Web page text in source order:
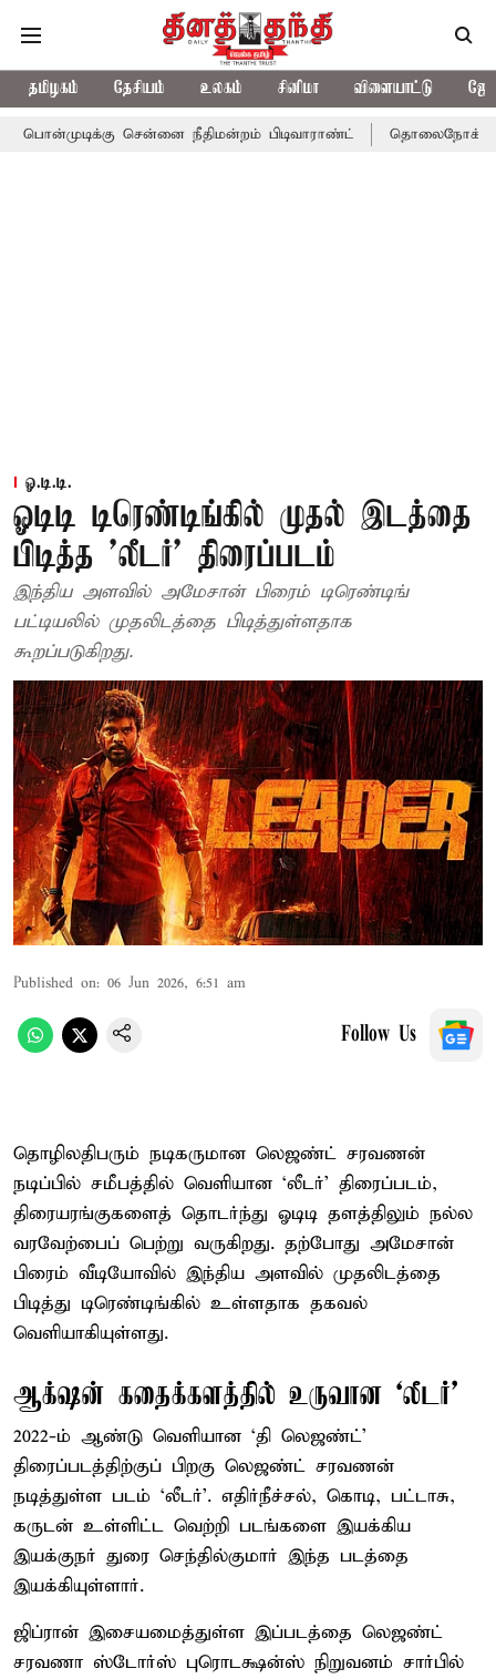
தமிழகம் தேசியம் உலகம் சினிமா விளையாட்டு
சென்னை நீதிமன்றம் பிடிவாராண்ட் தொலைநோக்கு
ஓ.டி.டி.
ஓடிடி டிரெண்டிங்கில் முதல் இடத்தை
பிடித்த 'லீடர்' திரைப்படம்
இந்திய அளவில் அமேசான் பிரைம் டிரெண்டிங்
பட்டியலில் முதலிடத்தை பிடித்துள்ளதாக
கூறப்படுகிறது.
Published on: 06 Jun 2026, 6:51 am
Follow Us
தொழிலதிபரும் நடிகருமான லெஜண்ட் சரவணன்
நடிப்பில் சமீபத்தில் வெளியான ‘லீடர்’ திரைப்படம்,
திரையரங்குகளைத் தொடர்ந்து ஓடிடி தளத்திலும் நல்ல
வரவேற்பைப் பெற்று வருகிறது. தற்போது அமேசான்
பிரைம் வீடியோவில் இந்திய அளவில் முதலிடத்தை
பிடித்து டிரெண்டிங்கில் உள்ளதாக தகவல்
வெளியாகியுள்ளது.
ஆக்‌ஷன் கதைக்களத்தில் உருவான ‘லீடர்’
2022-ம் ஆண்டு வெளியான ‘தி லெஜண்ட்’
திரைப்படத்திற்குப் பிறகு லெஜண்ட் சரவணன்
நடித்துள்ள படம் ‘லீடர்’. எதிர்நீச்சல், கொடி, பட்டாசு,
கருடன் உள்ளிட்ட வெற்றி படங்களை இயக்கிய
இயக்குநர் துரை செந்தில்குமார் இந்த படத்தை
இயக்கியுள்ளார்.
ஜிப்ரான் இசையமைத்துள்ள இப்படத்தை லெஜண்ட்
சரவணா ஸ்டோர்ஸ் புரொடக்ஷன்ஸ் நிறுவனம் சார்பில்